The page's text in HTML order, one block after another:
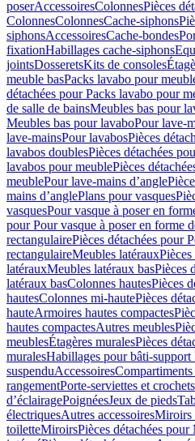
poserAccessoiresColonnesPièces
ColonnesColonnesCache-siphons
siphonsAccessoiresCache-bondes
fixationHabillages cache-siphons
jointsDosseretsKits de consoles
meuble basPacks lavabo pour
détachées pour Packs lavabo pour
de salle de bainsMeubles bas pour
Meubles bas pour lavaboPour lave-
lave-mainsPour lavabosPièces
lavabos doublesPièces détachées
lavabos pour meublePièces
meublePour lave-mains d’angle
mains d’anglePlans pour vasques
vasquesPour vasque à poser en
pour Pour vasque à poser en forme
rectangulairePièces détachées pour
rectangulaireMeubles latéraux
latérauxMeubles latéraux basPièces
latéraux basColonnes hautesPièces
hautesColonnes mi-hautePièces
hauteArmoires hautes compactes
hautes compactesAutres meubles
meublesÉtagères muralesPièces
muralesHabillages pour bâti-
suspenduAccessoires
rangementPorte-serviettes et
d’éclairagePoignéesJeux de pieds
électriquesAutres accessoiresMiroirs
toiletteMiroirsPièces détachées